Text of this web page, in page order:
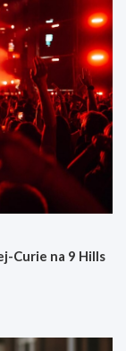
Curie na 9 Hills